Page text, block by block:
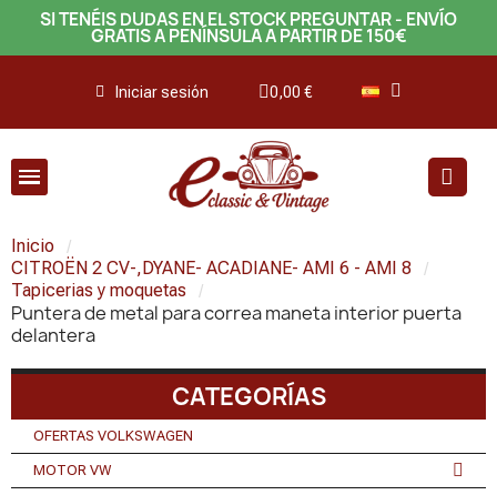
SI TENÉIS DUDAS EN EL STOCK PREGUNTAR - ENVÍO
GRATIS A PENÍNSULA A PARTIR DE 150€
Iniciar sesión 0,00 €
Inicio
CITROËN 2 CV-,DYANE- ACADIANE- AMI 6 - AMI 8
Tapicerias y moquetas
Puntera de metal para correa maneta interior puerta
delantera
CATEGORÍAS
OFERTAS VOLKSWAGEN
MOTOR VW